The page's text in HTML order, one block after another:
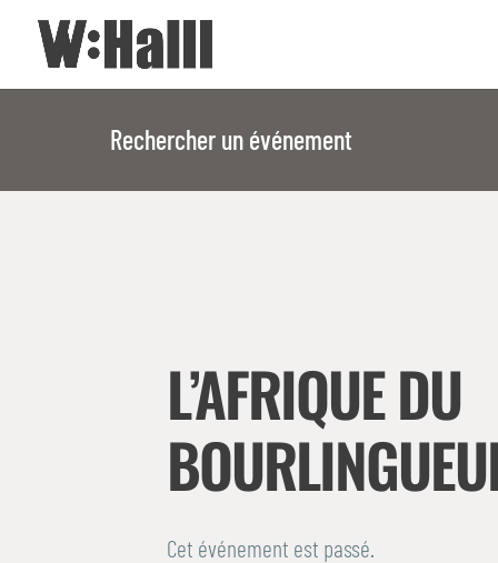
Rechercher un événement
L’AFRIQUE DU
Cet événement est passé.